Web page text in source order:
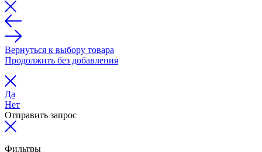
Вернуться к выбору товара
Продолжить без добавления
Да
Нет
Отправить запрос
Фильтры